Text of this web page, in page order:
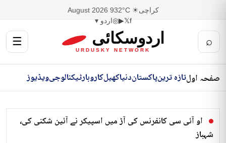
کراچی☀ 32°C
9 August 2026
f
𝕏
▶
◎اردو ▾
⌕ اردوسکائی
URDUSKY NETWORK
☰
صفحہ اولتازہ ترینپاکستاندنیاکھیلکاروبارٹیکنالوجیویڈیوز
او آئی سی کانفرنس کی آڑ میں اسپیکر نے آئین شکنی کی،
شہباز